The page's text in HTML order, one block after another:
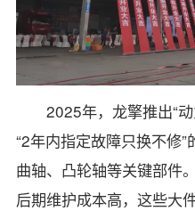
2025年，龙擎推出“
“2年内指定故障只换不修”
曲轴、凸轮轴等关键部件
后期维护成本高，这些大